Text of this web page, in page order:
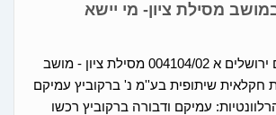
מסילת ציון- מי יישא
בית משפט השלום ירושלים א 004104/02 מסילת ציון - מושב
חקלאית שיתופית בע''מ נ' ברקוביץ עמיקם
עמיקם ודבורה ברקוביץ רכשו